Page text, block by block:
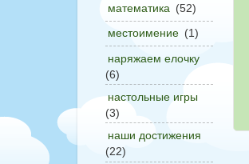
математика (52)
местоимение (1)
наряжаем елочку
(6)
настольные игры
(3)
наши достижения
(22)